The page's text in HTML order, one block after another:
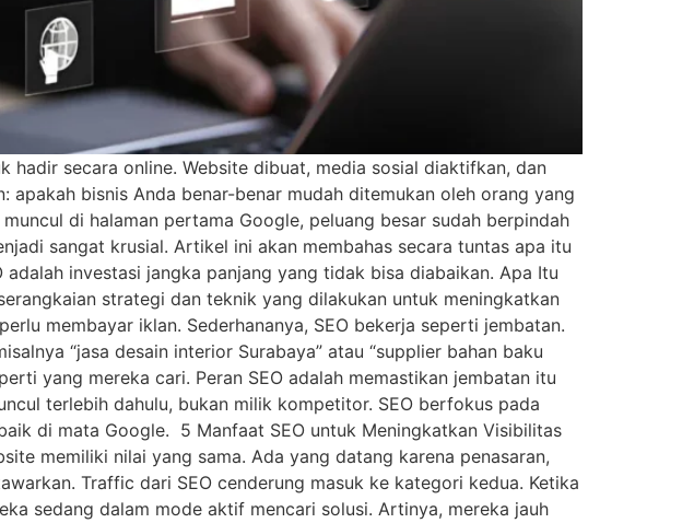
secara online. Website dibuat, media sosial diaktifkan, dan
bisnis Anda benar-benar mudah ditemukan oleh orang yang
di halaman pertama Google, peluang besar sudah berpindah
sangat krusial. Artikel ini akan membahas secara tuntas apa itu
investasi jangka panjang yang tidak bisa diabaikan. Apa Itu
strategi dan teknik yang dilakukan untuk meningkatkan
membayar iklan. Sederhananya, SEO bekerja seperti jembatan.
“jasa desain interior Surabaya” atau “supplier bahan baku
yang mereka cari. Peran SEO adalah memastikan jembatan itu
terlebih dahulu, bukan milik kompetitor. SEO berfokus pada
di mata Google. 5 Manfaat SEO untuk Meningkatkan Visibilitas
memiliki nilai yang sama. Ada yang datang karena penasaran,
Traffic dari SEO cenderung masuk ke kategori kedua. Ketika
sedang dalam mode aktif mencari solusi. Artinya, mereka jauh